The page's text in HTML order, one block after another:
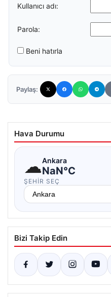
Kullanıcı adı:
Parola:
Beni hatırla
Paylaş:
Hava Durumu
☁Ankara
NaN°C
ŞEHIR SEÇ
Bizi Takip Edin